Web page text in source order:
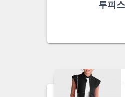
투피스